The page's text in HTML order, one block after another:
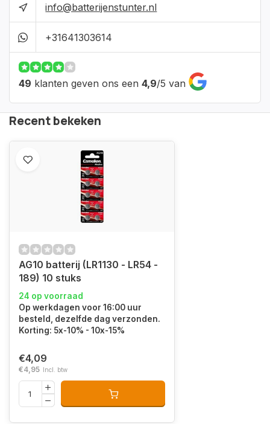
info@batterijenstunter.nl
+31641303614
49 klanten geven ons een 4,9/5 van
Recent bekeken
AG10 batterij (LR1130 - LR54 -
189) 10 stuks
24 op voorraad
Op werkdagen voor 16:00 uur
besteld, dezelfde dag verzonden.
Korting: 5x-10% - 10x-15%
€4,09
€4,95 Incl. btw